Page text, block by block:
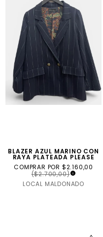
BLAZER AZUL MARINO CON
RAYA PLATEADA PLEASE
COMPRAR POR $2.160,00
($2.700,00)
LOCAL MALDONADO